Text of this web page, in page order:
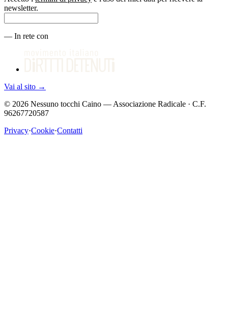
newsletter.
— In rete con
Vai al sito →
© 2026 Nessuno tocchi Caino — Associazione Radicale · C.F.
96267720587
Privacy·Cookie·Contatti